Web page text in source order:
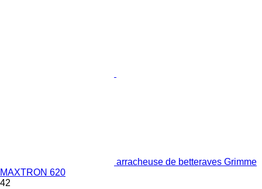
arracheuse de betteraves Grimme
MAXTRON 620
42